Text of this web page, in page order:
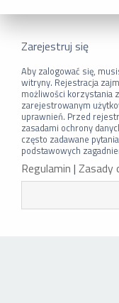
Zarejestruj się
Aby zalogować się,
witryny. Rejestracja
możliwości korzystania
zarejestrowanym
uprawnień. Przed
zasadami ochrony
często zadawane
podstawowych
Regulamin | Zasady